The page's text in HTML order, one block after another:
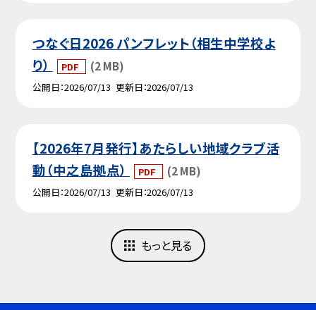
つなぐ日2026 パンフレット（相生中学校よ
り）
PDF (2 MB)
公開日 2026/07/13 更新日 2026/07/13
【2026年7月発行】あたらしい地域クラブ活
動（中之島拠点）
PDF (2 MB)
公開日 2026/07/13 更新日 2026/07/13
もっと見る